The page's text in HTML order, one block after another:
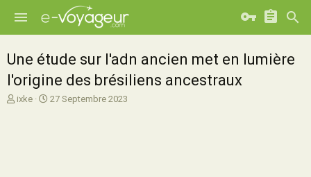
Une étude sur l'adn ancien met en lumière
l'origine des brésiliens ancestraux
A
ixke
D
27 Septembre 2023